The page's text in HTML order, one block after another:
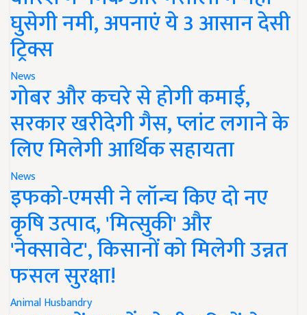
घुसेगी नमी, अपनाएं ये 3 आसान देसी
ट्रिक्स
News
गोबर और कचरे से होगी कमाई,
सरकार खरीदेगी गैस, प्लांट लगाने के
लिए मिलेगी आर्थिक सहायता
News
इफको-एमसी ने लॉन्च किए दो नए
कृषि उत्पाद, 'मित्सुकी' और
'नेक्सावेट', किसानों को मिलेगी उन्नत
फसल सुरक्षा!
Animal Husbandry